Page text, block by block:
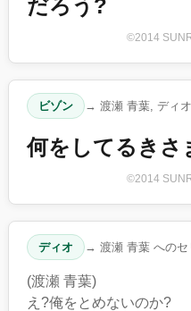
だろう?
©2014
ビゾン → 渡瀬 青葉, ディ
何をしてるきさ
©2014
ディオ → 渡瀬 青葉 へのセ
(渡瀬 青葉)
え?俺をとめないのか?